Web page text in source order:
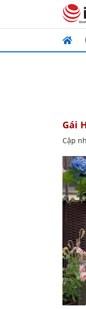
Gái
Cập